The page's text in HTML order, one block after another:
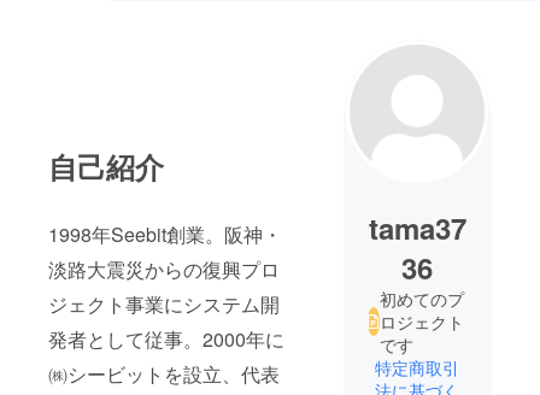
自己紹介
1998年Seebit創業。阪神・
淡路大震災からの復興プロ
ジェクト事業にシステム開
発者として従事。2000年に
㈱シービットを設立、代表
tama37
36
初めてのプ
ロジェクト
です
特定商取引
法に基づく